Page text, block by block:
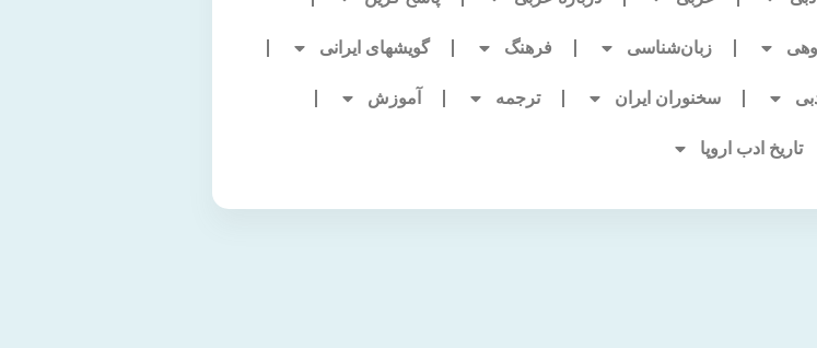
زبان‌شناسی فرهنگ گویشهای ایرانی
سخنوران ایران ترجمه آموزش
تاریخ ادب اروپا